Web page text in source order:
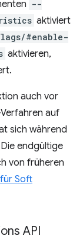
--
aktiviert
#enable-
aktivieren,
auch vor
auf
sich während
endgültige
von früheren
Soft
API